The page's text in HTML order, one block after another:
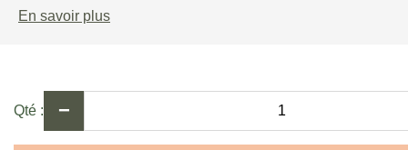
En savoir plus
Qté −